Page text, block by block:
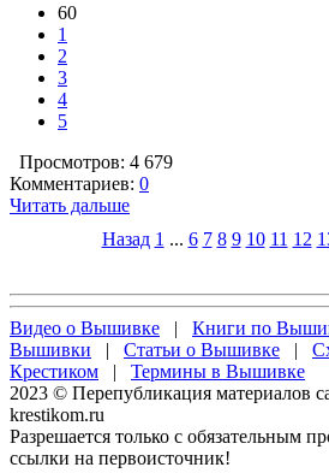
60
1
2
3
4
5
Просмотров: 4 679
Комментариев: 0
Читать дальше
Назад 1 ... 6 7 8 9 10 11 12
Видео о Вышивке | Книги по
Вышивки | Статьи о Вышивке |
Крестиком | Термины в Вышивке
2023 © Перепубликация материалов
krestikom.ru
Разрешается только с обязательным
ссылки на первоисточник!